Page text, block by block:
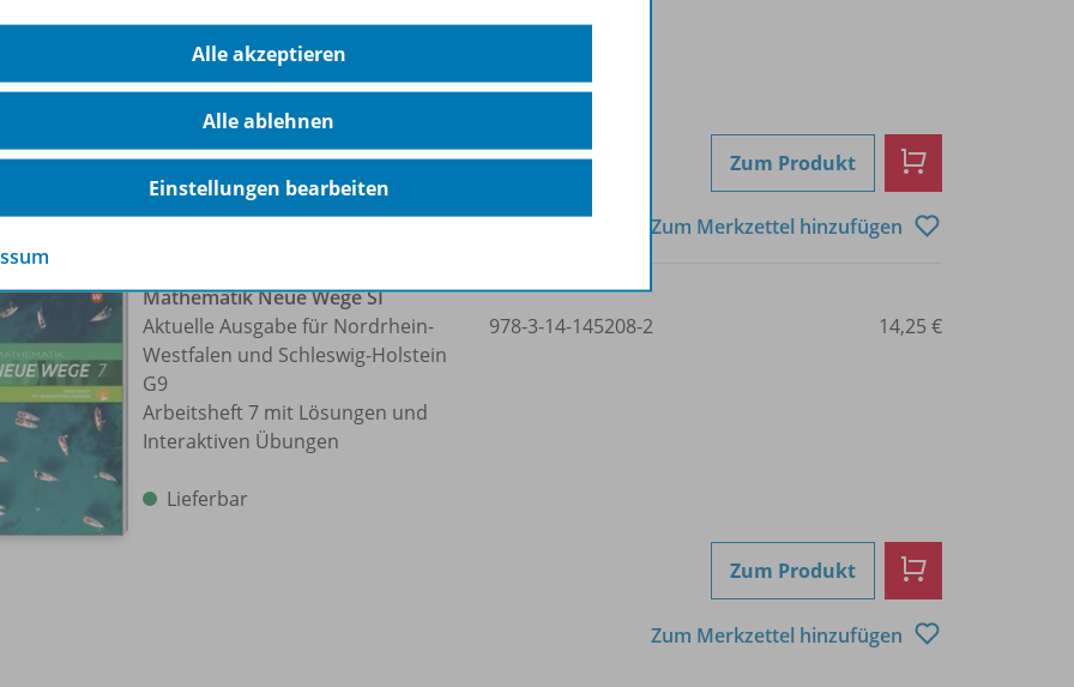
Lösungen 7
Lieferbar
Zum Produkt
Zum Merkzettel hinzufügen
Mathematik Neue Wege SI
Aktuelle Ausgabe für Nordrhein-
Westfalen und Schleswig-Holstein
G9
Arbeitsheft 7 mit Lösungen und
Interaktiven Übungen
Lieferbar
978-3-14-145208-2 14,25 €
Zum Produkt
Zum Merkzettel hinzufügen
Alle akzeptieren
Alle ablehnen
Einstellungen bearbeiten